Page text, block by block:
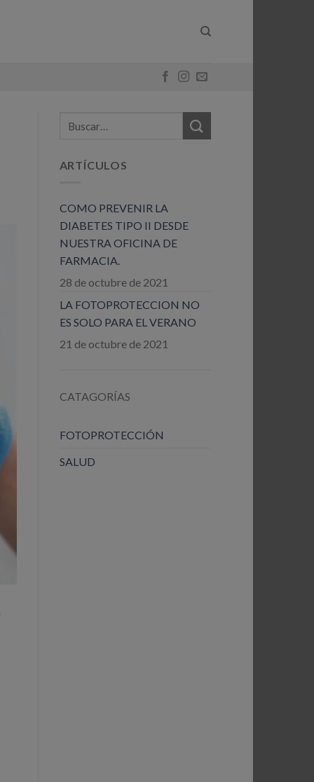
ARTÍCULOS
COMO PREVENIR LA
DIABETES TIPO II DESDE
NUESTRA OFICINA DE
FARMACIA.
28 de octubre de 2021
LA FOTOPROTECCION NO
ES SOLO PARA EL VERANO
21 de octubre de 2021
CATAGORÍAS
FOTOPROTECCIÓN
SALUD